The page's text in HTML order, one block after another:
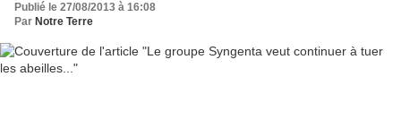
Publié le 27/08/2013 à 16:08
Par Notre Terre